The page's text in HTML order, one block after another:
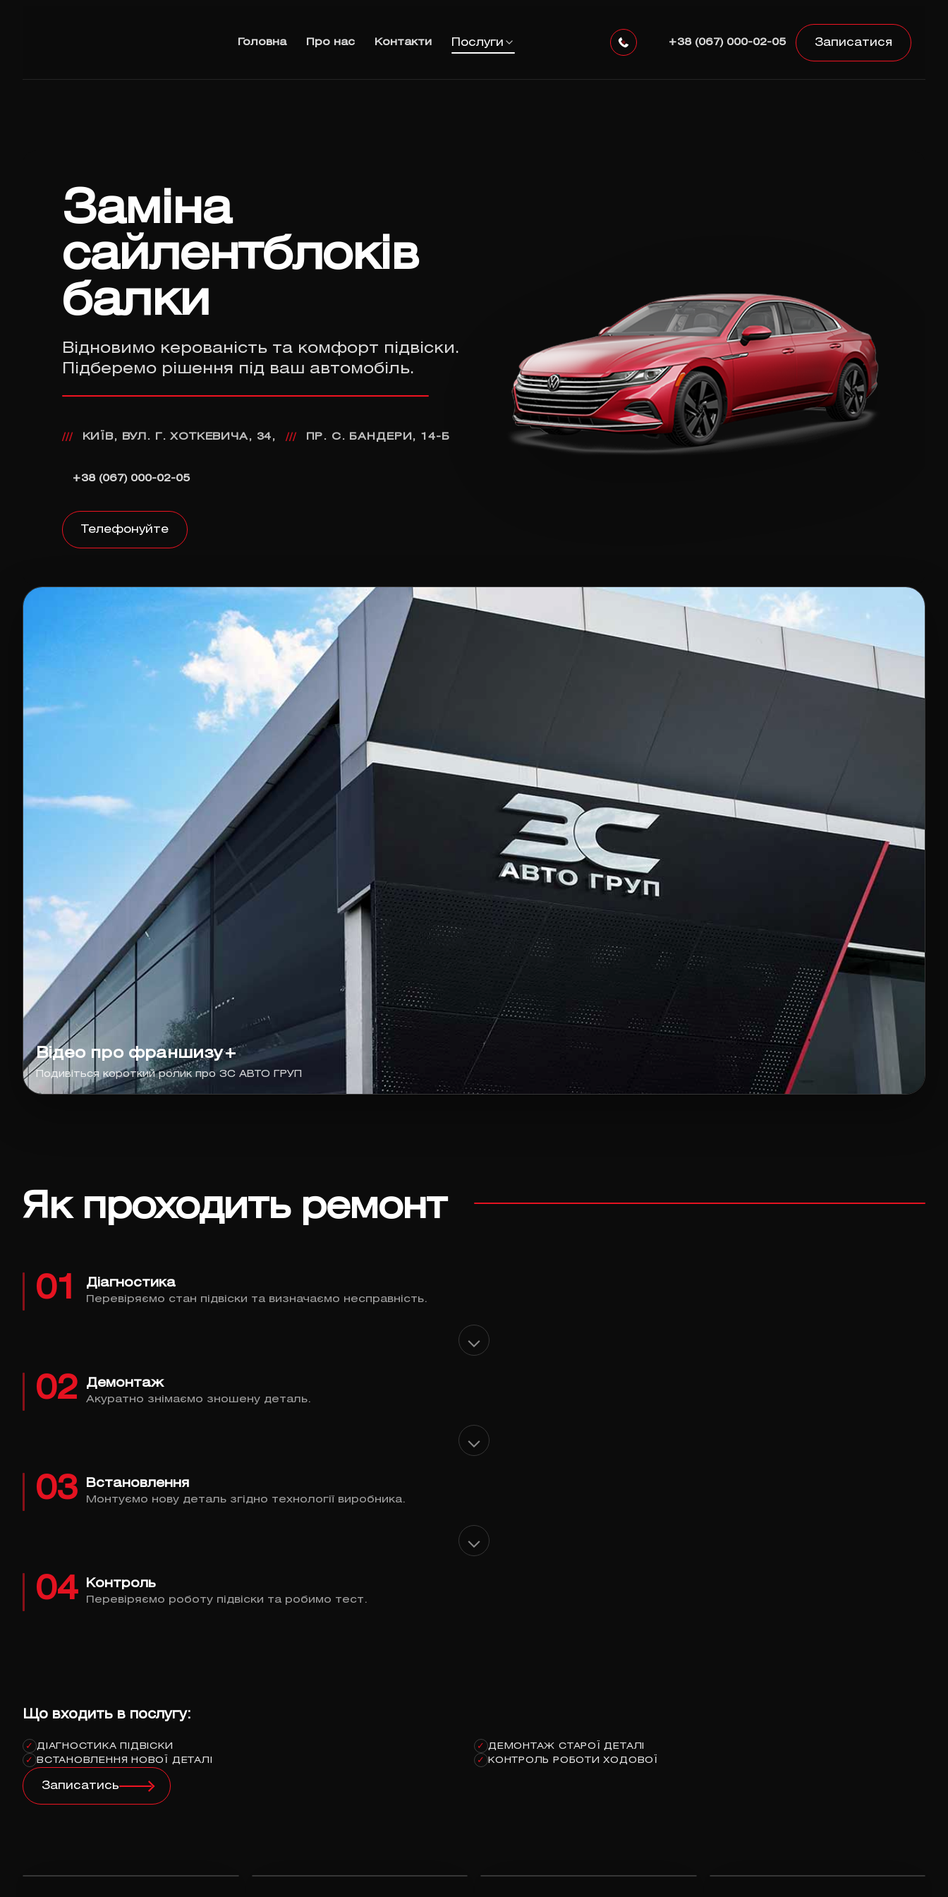
Головна Про нас Контакти Послуги +38 (067) 000-02-05 Записатися
Заміна
сайлентблоків
балки
Відновимо керованість та комфорт підвіски.
Підберемо рішення під ваш автомобіль.
/// КИЇВ, ВУЛ. Г. ХОТКЕВИЧА, 34, /// ПР. С. БАНДЕРИ, 14-Б
+38 (067) 000-02-05
Телефонуйте
Відео про франшизу+
Подивіться короткий ролик про ЗС АВТО ГРУП
Як проходить ремонт
01 Діагностика
Перевіряємо стан підвіски та визначаємо несправність.
02 Демонтаж
Акуратно знімаємо зношену деталь.
03 Встановлення
Монтуємо нову деталь згідно технології виробника.
04 Контроль
Перевіряємо роботу підвіски та робимо тест.
Що входить в послугу:
✓ ДІАГНОСТИКА ПІДВІСКИ ✓
ДЕМОНТАЖ СТАРОЇ ДЕТАЛІ
✓
ВСТАНОВЛЕННЯ НОВОЇ ДЕТАЛІ ✓ КОНТРОЛЬ РОБОТИ ХОДОВОЇ
Записатись